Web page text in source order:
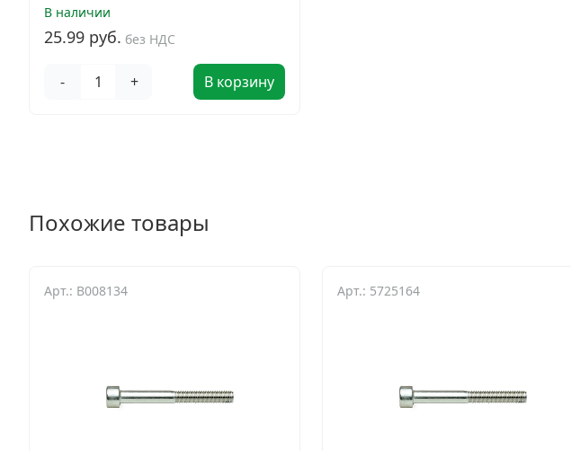
В наличии
25.99 руб. без НДС
- + В корзину
Похожие товары
Арт.: B008134 Арт.: 5725164